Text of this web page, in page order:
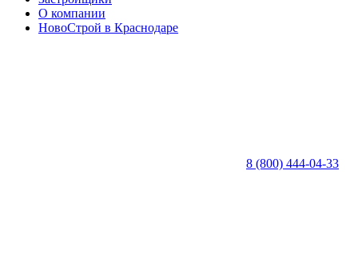
О компании
НовоСтрой в Краснодаре
8 (800) 444-04-33